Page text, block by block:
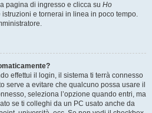
pagina di ingresso e clicca su Ho
istruzioni e tornerai in linea in poco tempo.
effettui il login, il sistema ti terrà connesso
serve a evitare che qualcuno possa usare il
seleziona l’opzione quando entri, ma
se ti colleghi da un PC usato anche da